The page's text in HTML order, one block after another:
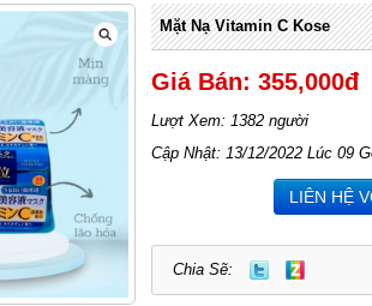
Mặt Nạ Vitamin C Kose
Giá Bán: 355,000đ
Lượt Xem: 1382 người
Cập Nhật: 13/12/2022 Lúc 09
LIÊN HỆ
Chia Sẽ: